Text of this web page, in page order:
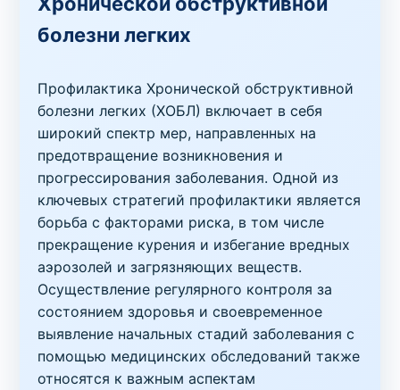
болезни легких
Профилактика Хронической обструктивной
болезни легких (ХОБЛ) включает в себя
широкий спектр мер, направленных на
предотвращение возникновения и
прогрессирования заболевания. Одной из
ключевых стратегий профилактики является
борьба с факторами риска, в том числе
прекращение курения и избегание вредных
аэрозолей и загрязняющих веществ.
Осуществление регулярного контроля за
состоянием здоровья и своевременное
выявление начальных стадий заболевания с
помощью медицинских обследований также
относятся к важным аспектам